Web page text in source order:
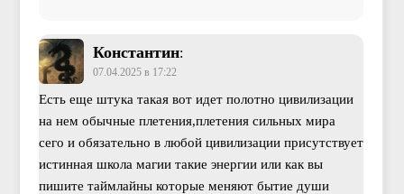
Константин:
07.04.2025 в 17:22
Есть еще штука такая вот идет полотно цивилизации
на нем обычные плетения,плетения сильных мира
сего и обязательно в любой цивилизации присутствует
истинная школа магии такие энергии или как вы
пишите таймлайны которые меняют бытие души